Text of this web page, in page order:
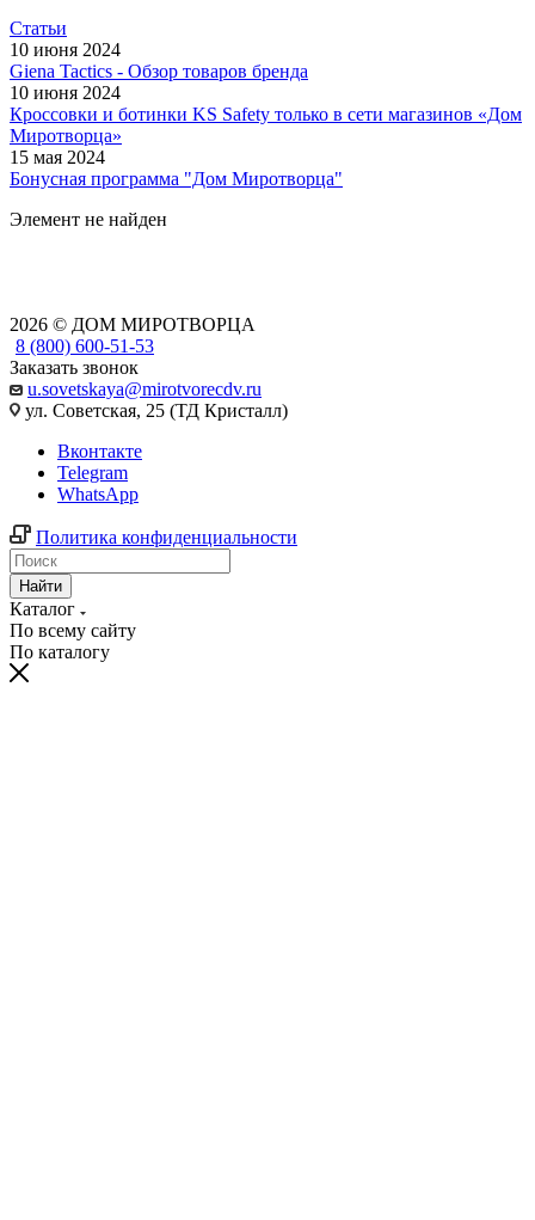
Статьи
10 июня 2024
Giena Tactics - Обзор товаров бренда
10 июня 2024
Кроссовки и ботинки KS Safety только в сети магазинов «Дом
Миротворца»
15 мая 2024
Бонусная программа "Дом Миротворца"
Элемент не найден
2026 © ДОМ МИРОТВОРЦА
8 (800) 600-51-53
Заказать звонок
u.sovetskaya@mirotvorecdv.ru
ул. Советская, 25 (ТД Кристалл)
Вконтакте
Telegram
WhatsApp
Политика конфиденциальности
Найти
Каталог
По всему сайту
По каталогу